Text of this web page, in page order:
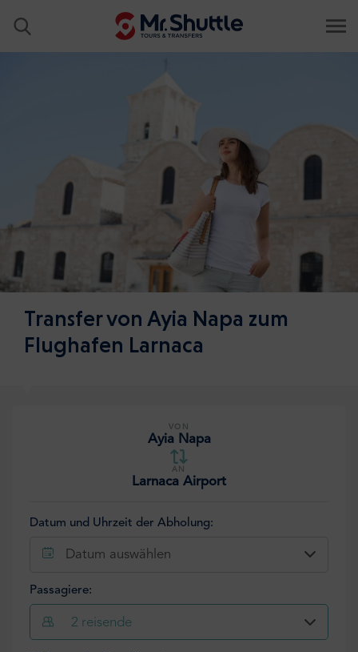
Transfer von Ayia Napa zum
Flughafen Larnaca
VON
Ayia Napa
AN
Larnaca Airport
Datum und Uhrzeit der Abholung:
Datum auswählen
Passagiere:
2 reisende